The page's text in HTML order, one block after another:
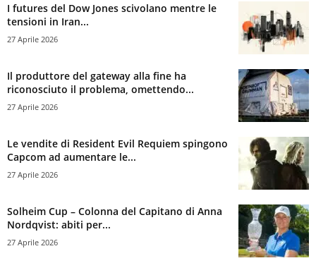
I futures del Dow Jones scivolano mentre le
tensioni in Iran...
27 Aprile 2026
Il produttore del gateway alla fine ha
riconosciuto il problema, omettendo...
27 Aprile 2026
Le vendite di Resident Evil Requiem spingono
Capcom ad aumentare le...
27 Aprile 2026
Solheim Cup – Colonna del Capitano di Anna
Nordqvist: abiti per...
27 Aprile 2026